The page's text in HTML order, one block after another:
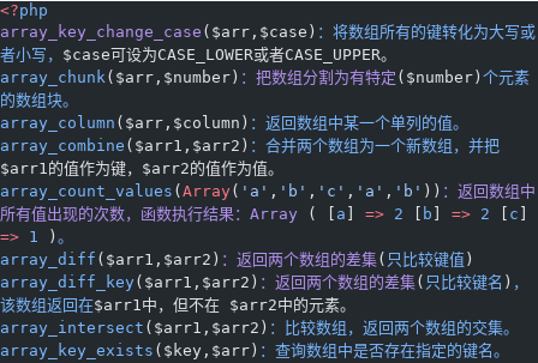
<?php
array_key_change_case ($arr,$case) ：将数组所有的键转化为大写或
者小写， $case可设为CASE_LOWER或者CASE_UPPER。
array_chunk($arr,$number) ：把数组分割为有特定 ($number) 个元素
的数组块。
array_column ($arr,$column) ：返回数组中某一个单列的值。
array_combine ($arr1,$arr2) ：合并两个数组为一个新数组，并把
$arr1的值作为键，$arr2的值作为值。
array_count_values ( Array( 'a' , 'b' , 'c' , 'a' , 'b' )) ：返回数组中
所有值出现的次数，函数执行结果：Array ( [ a => 2 b => 2 c
=> 1 ) 。
array_diff ($arr1,$arr2) ：返回两个数组的差集( 只比较键值 )
array_diff_key($arr1,$arr2) ：返回两个数组的差集( 只比较键名 ) ，
该数组返回在$arr1中，但不在 $arr2中的元素。
array_intersect ($arr1,$arr2) ：比较数组，返回两个数组的交集。
array_key_exists ($key,$arr) ：查询数组中是否存在指定的键名。